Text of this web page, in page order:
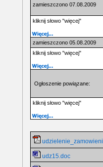
zamieszczono 07.08.2009
kliknij słowo "więcej"
zamieszczono 05.08.2009
kliknij słowo "więcej"
Ogłoszenie powiązane:
kliknij słowo "więcej"
udz15.doc